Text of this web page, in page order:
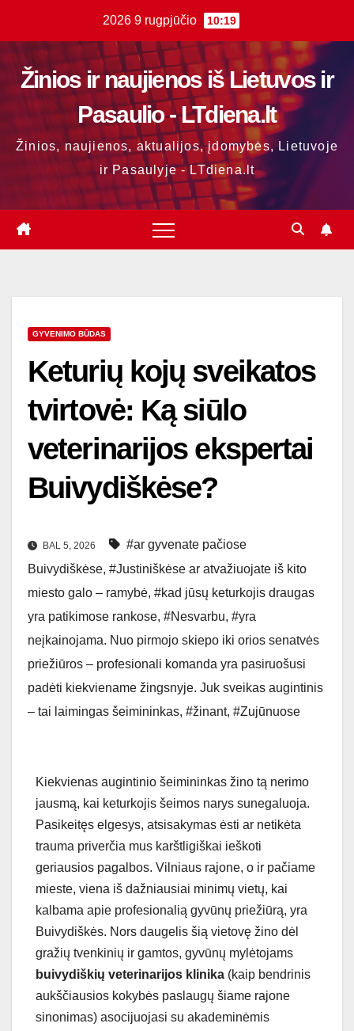
content
2026 9 rugpjūčio 10:19
Žinios ir naujienos iš Lietuvos ir
Pasaulio - LTdiena.lt
Žinios, naujienos, aktualijos, įdomybės, Lietuvoje
ir Pasaulyje - LTdiena.lt
GYVENIMO BŪDAS
Keturių kojų sveikatos
tvirtovė: Ką siūlo
veterinarijos ekspertai
Buivydiškėse?
BAL 5, 2026
#ar gyvenate pačiose
Buivydiškėse, #Justiniškėse ar atvažiuojate iš kito
miesto galo – ramybė, #kad jūsų keturkojis draugas
yra patikimose rankose, #Nesvarbu, #yra
neįkainojama. Nuo pirmojo skiepo iki orios senatvės
priežiūros – profesionali komanda yra pasiruošusi
padėti kiekviename žingsnyje. Juk sveikas augintinis
– tai laimingas šeimininkas, #žinant, #Zujūnuose
Kiekvienas augintinio šeimininkas žino tą nerimo
jausmą, kai keturkojis šeimos narys sunegaluoja.
Pasikeitęs elgesys, atsisakymas ėsti ar netikėta
trauma priverčia mus karštligiškai ieškoti
geriausios pagalbos. Vilniaus rajone, o ir pačiame
mieste, viena iš dažniausiai minimų vietų, kai
kalbama apie profesionalią gyvūnų priežiūrą, yra
Buivydiškės. Nors daugelis šią vietovę žino dėl
gražių tvenkinių ir gamtos, gyvūnų mylėtojams
buivydiškių veterinarijos klinika (kaip bendrinis
aukščiausios kokybės paslaugų šiame rajone
sinonimas) asocijuojasi su akademinėmis